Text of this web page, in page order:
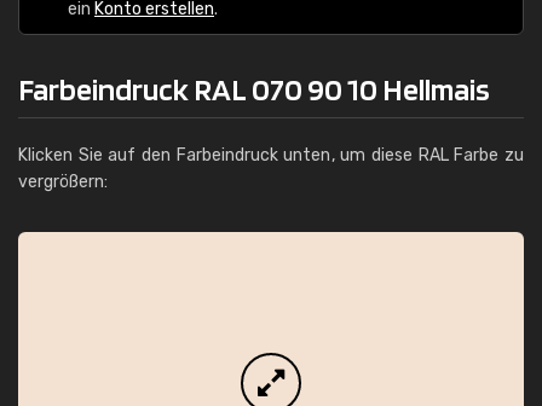
ein Konto erstellen.
Farbeindruck RAL 070 90 10 Hellmais
Klicken Sie auf den Farbeindruck unten, um diese RAL Farbe zu
vergrößern: